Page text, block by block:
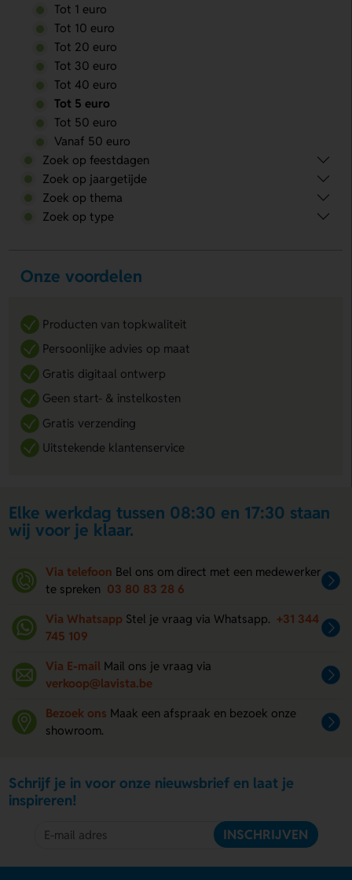
Tot 1 euro
Tot 10 euro
Tot 20 euro
Tot 30 euro
Tot 40 euro
Tot 5 euro
Tot 50 euro
Vanaf 50 euro
Zoek op feestdagen
Zoek op jaargetijde
Zoek op thema
Zoek op type
Onze voordelen
Producten van topkwaliteit
Persoonlijke advies op maat
Gratis digitaal ontwerp
Geen start- & instelkosten
Gratis verzending
Uitstekende klantenservice
Elke werkdag tussen 08:30 en 17:30 staan
wij voor je klaar.
Via telefoon Bel ons om direct met een medewerker
te spreken 03 80 83 28 6
Via Whatsapp Stel je vraag via Whatsapp. +31 344
745 109
Via E-mail Mail ons je vraag via
verkoop@lavista.be
Bezoek ons Maak een afspraak en bezoek onze
showroom.
Schrijf je in voor onze nieuwsbrief en laat je
inspireren!
INSCHRIJVEN